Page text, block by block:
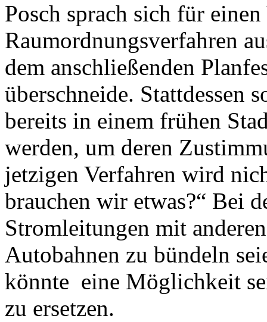
Posch sprach sich für
Raumordnungsverfahren
dem anschließenden
überschneide. Stattdessen
bereits in einem frühen
werden, um deren
jetzigen Verfahren wird
brauchen wir etwas?“ Bei
Stromleitungen mit
Autobahnen zu bündeln
könnte eine Möglichkeit
zu ersetzen.